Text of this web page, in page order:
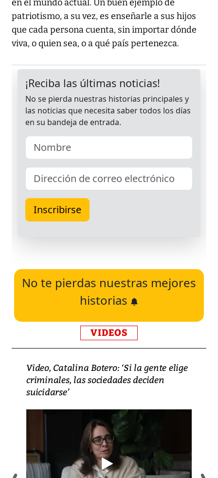
en el mundo actual. Un buen ejemplo de
patriotismo, a su vez, es enseñarle a sus hijos
que cada persona cuenta, sin importar dónde
viva, o quien sea, o a qué país pertenezca.
No te pierdas nuestras mejores
historias
VIDEOS
Video, Catalina Botero: ‘Si la gente elige
criminales, las sociedades deciden
suicidarse’